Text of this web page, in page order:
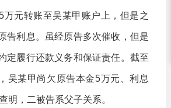
万元转账至吴某甲账户上，但是之
告利息。虽经原告多次催收，但是
定履行还款义务和保证责任。截至
吴某甲尚欠原告本金5万元、利息
明，二被告系父子关系。